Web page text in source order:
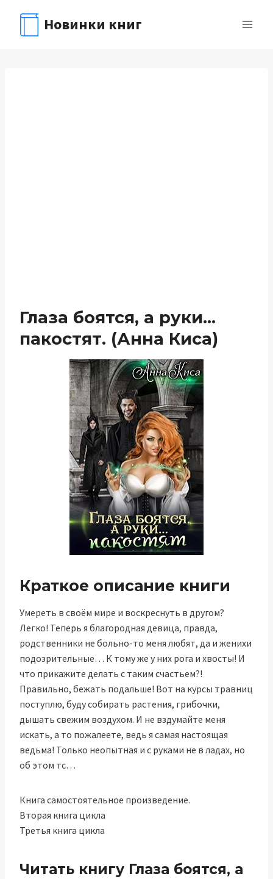
содержимому
Новинки книг
Глаза боятся, а руки…
пакостят. (Анна Киса)
Краткое описание книги
Умереть в своём мире и воскреснуть в другом?
Легко! Теперь я благородная девица, правда,
родственники не больно-то меня любят, да и женихи
подозрительные… К тому же у них рога и хвосты! И
что прикажите делать с таким счастьем?!
Правильно, бежать подальше! Вот на курсы травниц
поступлю, буду собирать растения, грибочки,
дышать свежим воздухом. И не вздумайте меня
искать, а то пожалеете, ведь я самая настоящая
ведьма! Только неопытная и с руками не в ладах, но
об этом тс…
Книга самостоятельное произведение.
Вторая книга цикла
Третья книга цикла
Читать книгу Глаза боятся, а